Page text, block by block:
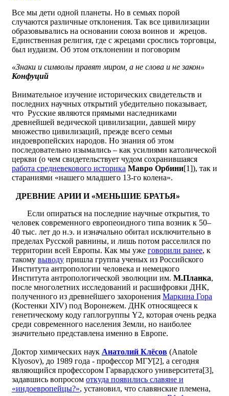
Все мы дети одной планеты. Но в семьях порой
случаются различные отклонения. Так все цивилизации
образовывались на основании союза воинов и жрецов.
Единственная религия, где с жрецами срослись торговцы,
был иудаизм. Об этом отклонении и поговорим
«Знаки и символы правят миром, а не слова и не закон»
Конфуций
Внимательное изучение исторических свидетельств и
последних научных открытий убедительно показывает,
что Русские являются прямыми наследниками
древнейшей ведической цивилизации, давшей миру
множество цивилизаций, прежде всего семьи
индоевропейских народов. Но знания об этом
последовательно изымались – как усилиями католической
церкви (о чем свидетельствует чудом сохранившаяся
работа средневекового историка Мавро Орбини[1]), так и
стараниями «нашего младшего 13-го колена».
ДРЕВНИЕ АРИИ И «МЕНЬШИЕ БРАТЬЯ»
Если опираться на последние научные открытия, то
человек современного европеоидного типа возник к 50–
40 тыс. лет до н.э. и изначально обитал исключительно в
пределах Русской равнины, и лишь потом расселился по
территории всей Европы. Как мы уже говорили ранее, к
такому выводу пришла группа ученых из Российского
Института антропологии человека и немецкого
Института антропологической эволюции им. М.Планка,
после многолетних исследований и расшифровки ДНК,
полученного из древнейшего захоронения Маркина Гора
(Костенки XIV) под Воронежем. ДНК относящееся к
генетическому коду гаплогруппы Y2, которая очень редка
среди современного населения Земли, но наиболее
значительно представлена именно в Европе.
Доктор химических наук Анатолий Клёсов (Anatole
Klyosov), до 1989 года - профессор МГУ[2], а сегодня
являющийся профессором Гарвардского университета[3],
задавшись вопросом откуда появились славяне и
«индоевропейцы?», установил, что славянские племена,